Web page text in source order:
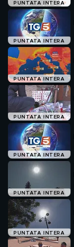
PUNTATA INTERA
PUNTATA INTERA
PUNTATA INTERA
PUNTATA INTERA
PUNTATA INTERA
PUNTATA INTERA
PUNTATA INTERA